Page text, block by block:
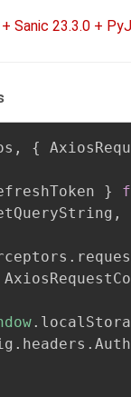
Sanic 23.3.0 +
, {
}
,
.
.
. headers .